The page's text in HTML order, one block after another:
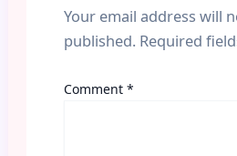
Your email address will
published. Required
Comment *